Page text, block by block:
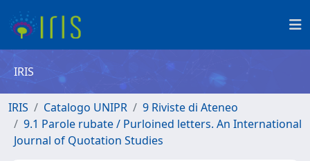
IRIS
IRIS Catalogo UNIPR
9 Riviste di Ateneo
9.1 Parole rubate / Purloined letters. An International
Journal of Quotation Studies